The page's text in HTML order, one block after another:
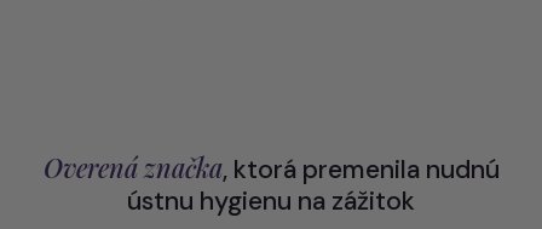
Overená značka, ktorá premenila nudnú
ústnu hygienu na zážitok